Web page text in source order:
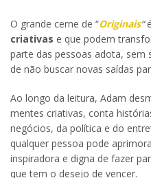
O grande cerne de “Originais“
criativas e que podem
parte das pessoas adota,
de não buscar novas saídas
Ao longo da leitura, Adam
mentes criativas, conta
negócios, da política e do
qualquer pessoa pode
inspiradora e digna de fazer
que tem o desejo de vencer.